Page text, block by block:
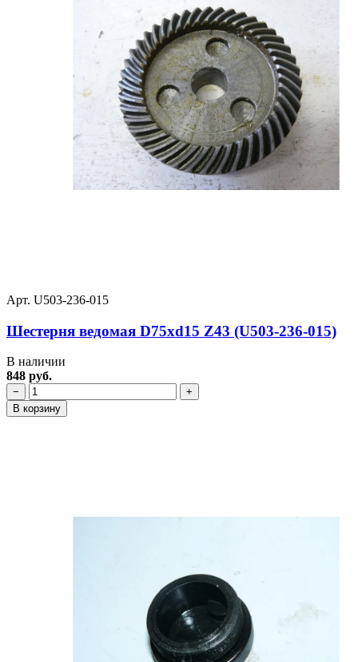
Арт. U503-236-015
Шестерня ведомая D75xd15 Z43 (U503-236-015)
В наличии
848 руб.
−
+
В корзину